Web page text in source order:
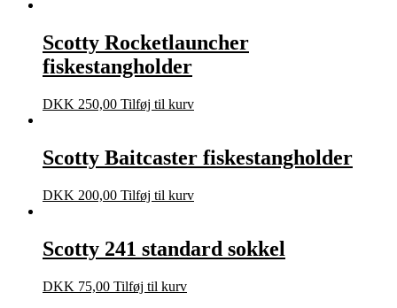
Scotty Rocketlauncher
fiskestangholder
DKK 250,00 Tilføj til kurv
Scotty Baitcaster fiskestangholder
DKK 200,00 Tilføj til kurv
Scotty 241 standard sokkel
DKK 75,00 Tilføj til kurv